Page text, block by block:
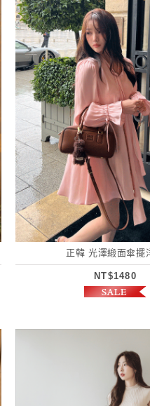
正韓 光澤緞面傘擺
NT$1480